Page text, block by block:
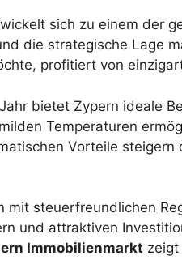
sich zu einem der
die strategische Lage
profitiert von
bietet Zypern ideale
Temperaturen
Vorteile
mit steuerfreundlichen
und attraktiven
Immobilienmarkt zeigt